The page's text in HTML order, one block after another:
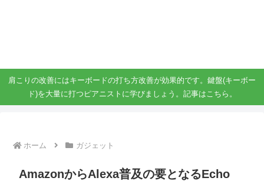
肩こりの改善にはキーボードの打ち方改善が効果的です。鍵盤(キーボー
ド)を大量に打つピアニストに学びましょう。記事はこちら。
ホーム ガジェット
AmazonからAlexa普及の要となるEcho